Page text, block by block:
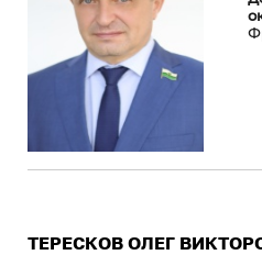
ТЕРЕСКОВ ОЛЕГ